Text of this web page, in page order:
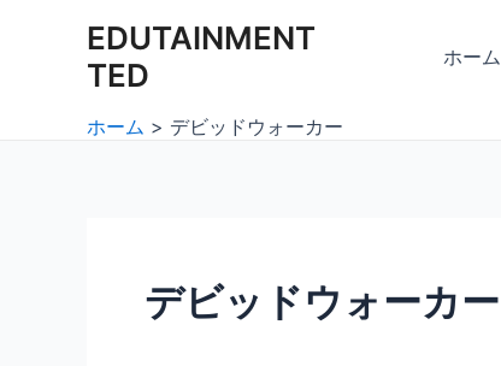
EDUTAINMENT
TED
ホーム
ホーム デビッドウォーカー
デビッドウォーカー